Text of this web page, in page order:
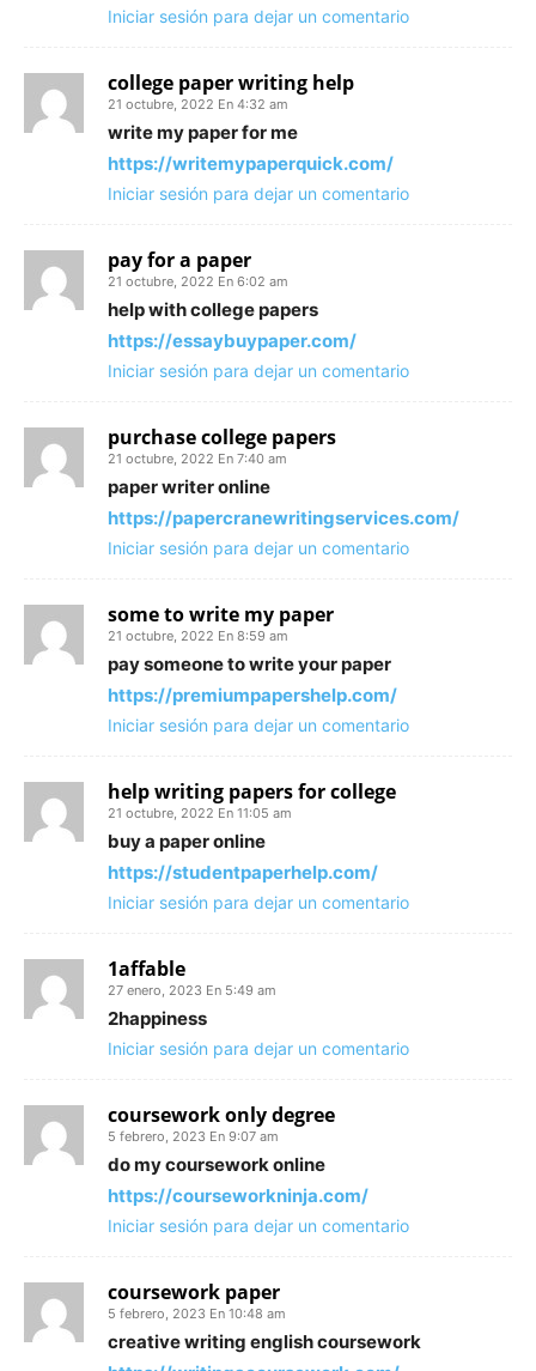
Iniciar sesión para dejar un comentario
college paper writing help
21 octubre, 2022 En 4:32 am
write my paper for me
https://writemypaperquick.com/
Iniciar sesión para dejar un comentario
pay for a paper
21 octubre, 2022 En 6:02 am
help with college papers
https://essaybuypaper.com/
Iniciar sesión para dejar un comentario
purchase college papers
21 octubre, 2022 En 7:40 am
paper writer online
https://papercranewritingservices.com/
Iniciar sesión para dejar un comentario
some to write my paper
21 octubre, 2022 En 8:59 am
pay someone to write your paper
https://premiumpapershelp.com/
Iniciar sesión para dejar un comentario
help writing papers for college
21 octubre, 2022 En 11:05 am
buy a paper online
https://studentpaperhelp.com/
Iniciar sesión para dejar un comentario
1affable
27 enero, 2023 En 5:49 am
2happiness
Iniciar sesión para dejar un comentario
coursework only degree
5 febrero, 2023 En 9:07 am
do my coursework online
https://courseworkninja.com/
Iniciar sesión para dejar un comentario
coursework paper
5 febrero, 2023 En 10:48 am
creative writing english coursework